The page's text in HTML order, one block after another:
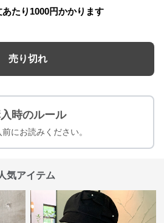
たり 1000円かかります
売り切れ
時のルール
にお読みください。
気アイテム